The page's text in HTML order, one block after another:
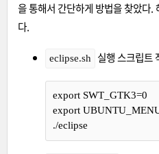
을 통해서 간단하게 방법을 찾았다.
다.
eclipse.sh 실행 스크립트
export SWT_GTK3=0
export
./eclipse